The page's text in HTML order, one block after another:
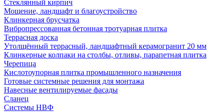
Cтеклянный кирпич
Мощение, ландшафт и благоустройство
Клинкерная брусчатка
Вибропрессованная бетонная тротуарная плитка
Террасная доска
Утолщённый террасный, ландшафтный керамогранит 20 мм
Клинкерные колпаки на столбы, отливы, парапетная плитка
Черепица
Кислотоупорная плитка промышленного назначения
Готовые системные решения для монтажа
Навесные вентилируемые фасады
Сланец
Системы НВФ